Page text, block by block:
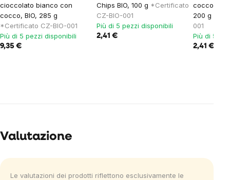
cioccolato bianco con
cocco, BIO, 285 g
*Certificato CZ-BIO-001
Più di 5 pezzi disponibili
9,35 €
Chips BIO, 100 g *Certificato
CZ-BIO-001
Più di 5 pezzi disponibili
2,41 €
cocco
200 g
001
Più di 5
2,41 €
Valutazione
Le valutazioni dei prodotti riflettono esclusivamente le